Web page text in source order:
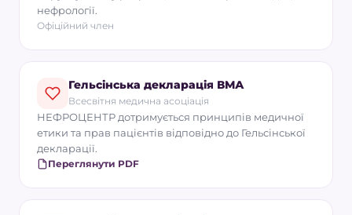
нефрології.
Офіційний член
Гельсінська декларація ВМА
Всесвітня медична асоціація
НЕФРОЦЕНТР дотримується принципів медичної
етики та прав пацієнтів відповідно до Гельсінської
декларації.
Переглянути PDF